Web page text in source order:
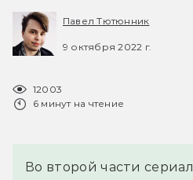
Павел Тютюнник
9 октября 2022 г.
12003
6 минут на чтение
Во второй части